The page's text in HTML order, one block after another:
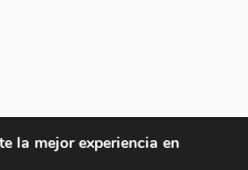
la mejor experiencia en